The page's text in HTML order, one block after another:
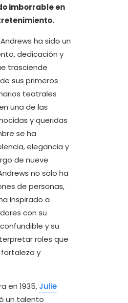
imborrable en
ha sido un
dedicación y
trasciende
sus primeros
teatrales
una de las
y queridas
se ha
elegancia y
de nueve
no solo ha
de personas,
inspirado a
con su
y su
roles que
y
en 1935, Julie
un talento